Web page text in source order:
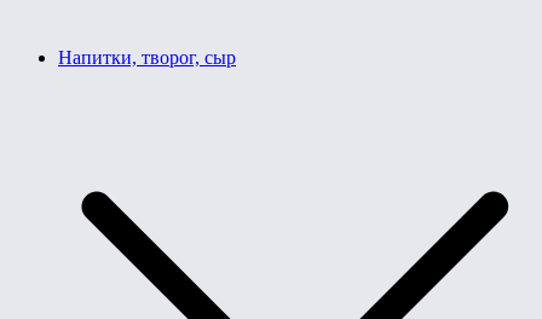
Напитки, творог, сыр